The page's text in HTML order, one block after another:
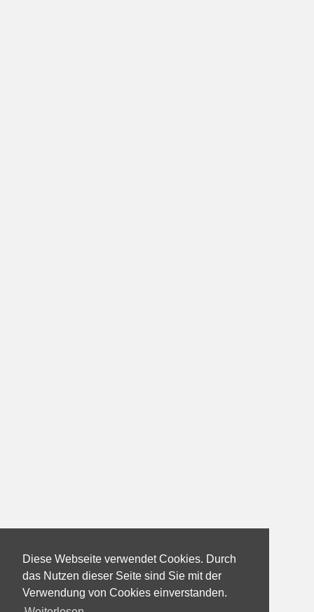
Diese Webseite verwendet Cookies. Durch
das Nutzen dieser Seite sind Sie mit der
Verwendung von Cookies einverstanden.